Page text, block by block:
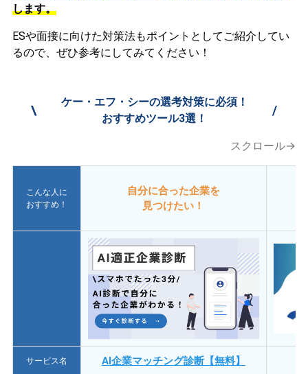
します。
ESや面接に向けた対策法もポイントとしてご紹介してい
るので、ぜひ参考にしてみてください！
\
ケー・エフ・シーの選考対策に必須！
おすすめツール3選！
/
スクロール→
こんな人に
おすすめ！
自分に合った企業を
見つけたい！
サービス名 AI企業マッチング診断【無料】